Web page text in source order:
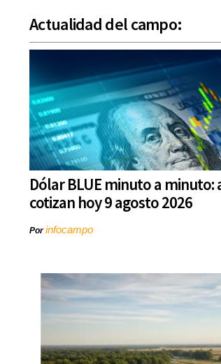
Actualidad del campo:
Dólar BLUE minuto a minuto:
cotizan hoy 9 agosto 2026
Porinfocampo